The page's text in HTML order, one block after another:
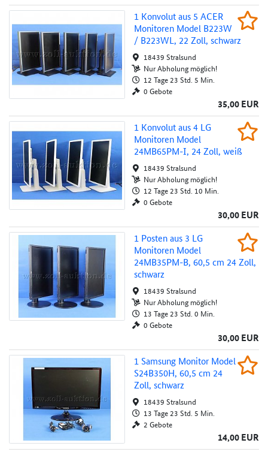
1 Konvolut aus 5 ACER Monitoren Model
1 Konvolut aus 5 ACER
Monitoren Model B223W
/ B223WL, 22 Zoll, schwarz
18439 Stralsund
Nur Abholung möglich!
12 Tage 23 Std. 5 Min.
0 Gebote
35,00 EUR
1 Konvolut aus 4 LG Monitoren Model
1 Konvolut aus 4 LG
Monitoren Model
24MB65PM-I, 24 Zoll, weiß
18439 Stralsund
Nur Abholung möglich!
12 Tage 23 Std. 10 Min.
0 Gebote
30,00 EUR
1 Posten aus 3 LG Monitoren Model
1 Posten aus 3 LG
Monitoren Model
24MB35PM-B, 60,5 cm 24 Zoll,
schwarz
18439 Stralsund
Nur Abholung möglich!
13 Tage 23 Std. 0 Min.
0 Gebote
30,00 EUR
1 Samsung Monitor Model S24B350H, 60,5
1 Samsung Monitor Model
S24B350H, 60,5 cm 24
Zoll, schwarz
18439 Stralsund
13 Tage 23 Std. 5 Min.
2 Gebote
14,00 EUR